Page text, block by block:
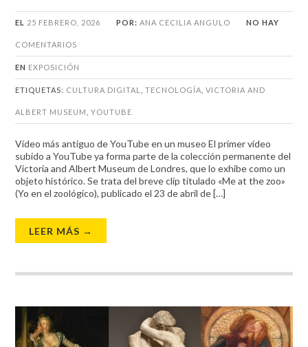
EL 25 FEBRERO, 2026 POR:ANA CECILIA ANGULO NO HAY
COMENTARIOS
EN EXPOSICIÓN
ETIQUETAS: CULTURA DIGITAL ,TECNOLOGÍA ,VICTORIA AND
ALBERT MUSEUM ,YOUTUBE
Vídeo más antiguo de YouTube en un museo El primer vídeo
subido a YouTube ya forma parte de la colección permanente del
Victoria and Albert Museum de Londres, que lo exhibe como un
objeto histórico. Se trata del breve clip titulado «Me at the zoo»
(Yo en el zoológico), publicado el 23 de abril de […]
LEER MÁS →